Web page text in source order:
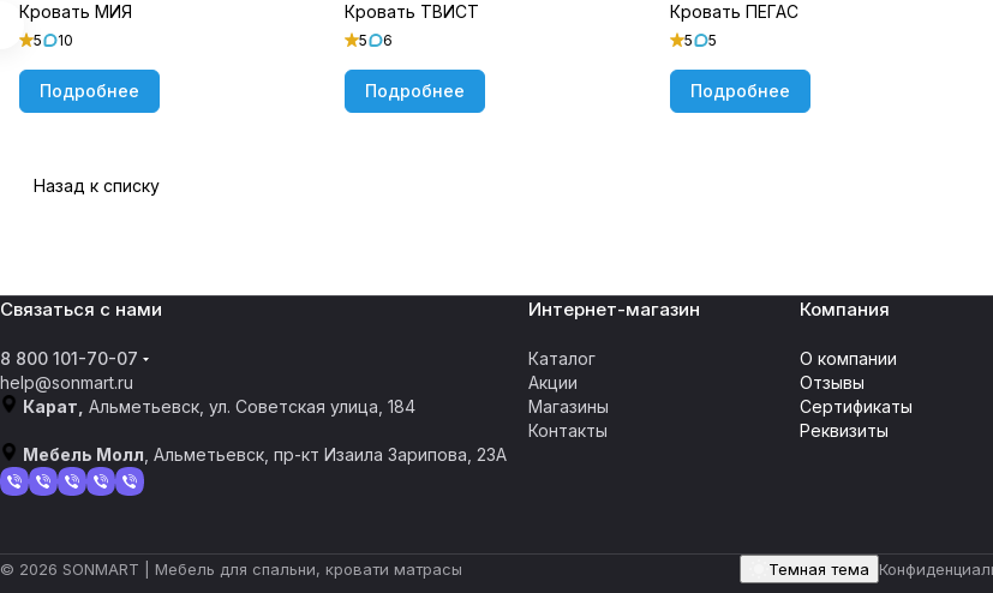
Кровать МИЯ
5 10
Подробнее
Кровать ТВИСТ
5 6
Подробнее
Кровать ПЕГАС
5 5
Подробнее
Назад к списку
Связаться с нами
8 800 101-70-07
help@sonmart.ru
Карат, Альметьевск, ул. Советская улица, 184
Мебель Молл , Альметьевск, пр-кт Изаила Зарипова, 23А
Интернет-магазин
Каталог
Акции
Магазины
Контакты
Компания
О компании
Отзывы
Сертификаты
Реквизиты
© 2026 SONMART | Мебель для спальни, кровати матрасы Темная тема